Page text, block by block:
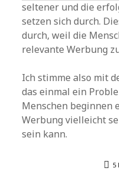
seltener und die
setzen sich durch.
durch, weil die
relevante Werbung
Ich stimme also mit
das einmal ein
Menschen beginnen
Werbung vielleicht
sein kann.
5